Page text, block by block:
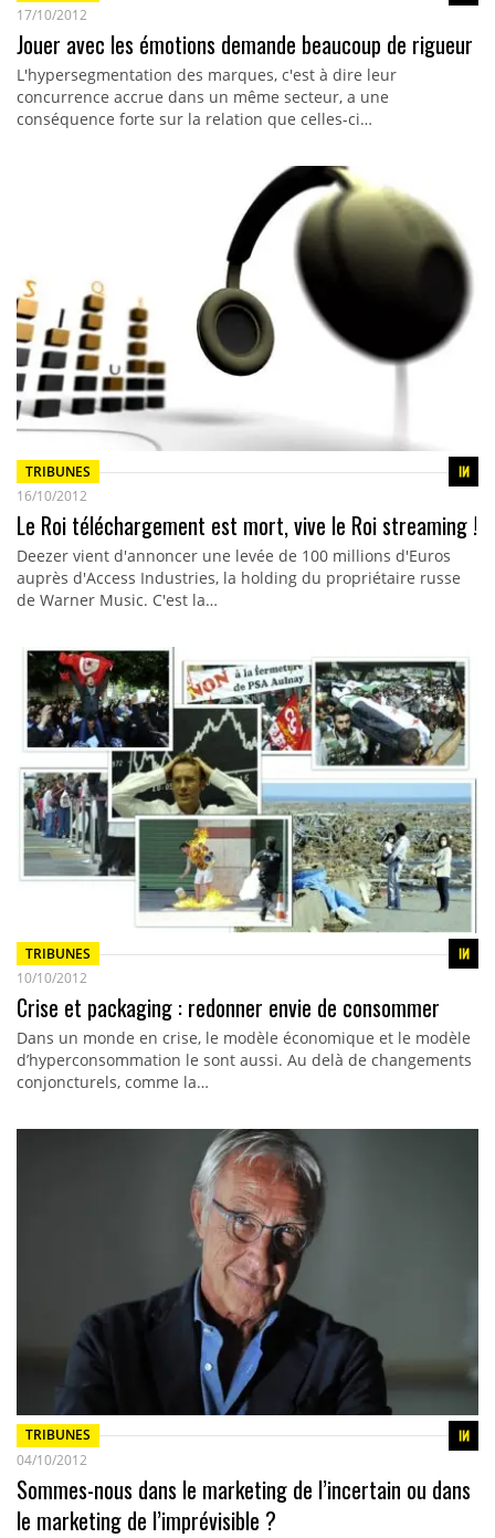
17/10/2012
Jouer avec les émotions demande beaucoup de rigueur
L'hypersegmentation des marques, c'est à dire leur
concurrence accrue dans un même secteur, a une
conséquence forte sur la relation que celles-ci…
TRIBUNES
16/10/2012
Le Roi téléchargement est mort, vive le Roi streaming !
Deezer vient d'annoncer une levée de 100 millions d'Euros
auprès d'Access Industries, la holding du propriétaire russe
de Warner Music. C'est la…
TRIBUNES
10/10/2012
Crise et packaging : redonner envie de consommer
Dans un monde en crise, le modèle économique et le modèle
d’hyperconsommation le sont aussi. Au delà de changements
conjoncturels, comme la…
TRIBUNES
04/10/2012
Sommes-nous dans le marketing de l’incertain ou dans
le marketing de l’imprévisible ?